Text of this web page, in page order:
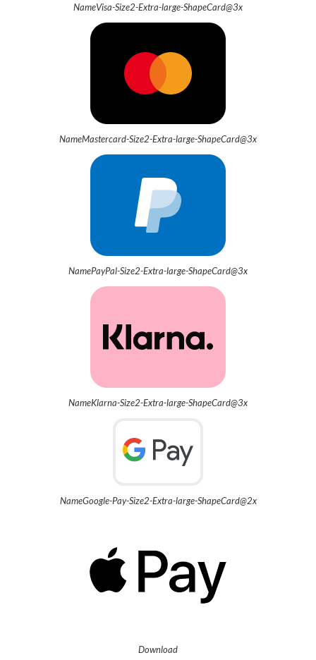
NameVisa-Size2-Extra-large-ShapeCard@3x
NameMastercard-Size2-Extra-large-ShapeCard@3x
NamePayPal-Size2-Extra-large-ShapeCard@3x
NameKlarna-Size2-Extra-large-ShapeCard@3x
NameGoogle-Pay-Size2-Extra-large-ShapeCard@2x
Download